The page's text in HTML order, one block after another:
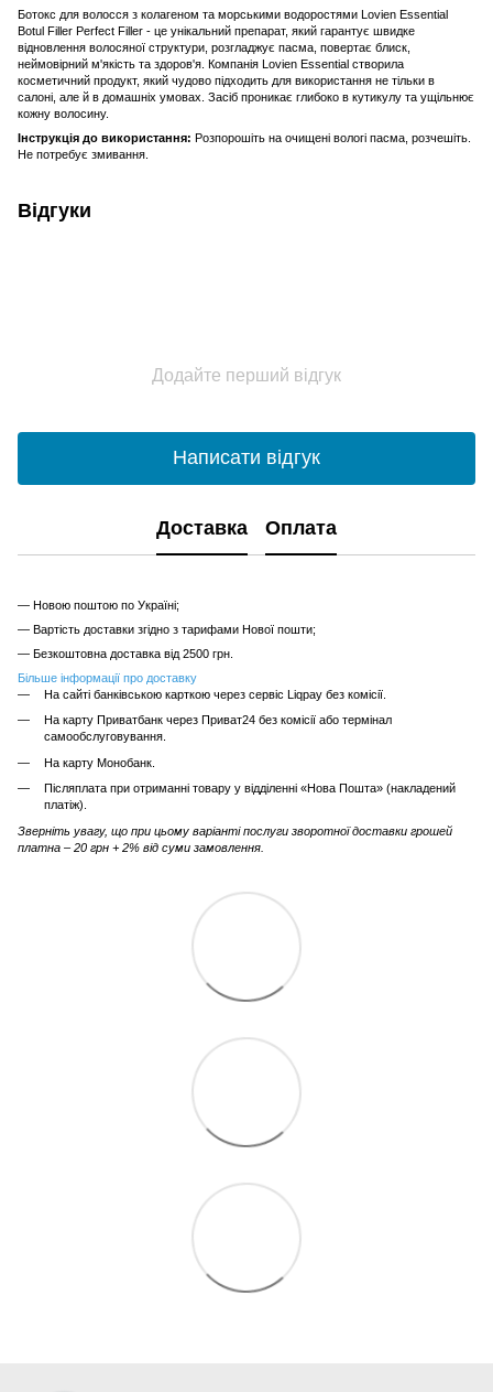
Ботокс для волосся з колагеном та морськими водоростями Lovien Essential
Botul Filler Perfect Filler - це унікальний препарат, який гарантує швидке
відновлення волосяної структури, розгладжує пасма, повертає блиск,
неймовірний м'якість та здоров'я. Компанія Lovien Essential створила
косметичний продукт, який чудово підходить для використання не тільки в
салоні, але й в домашніх умовах. Засіб проникає глибоко в кутикулу та ущільнює
кожну волосину.
Інструкція до використання: Розпорошіть на очищені вологі пасма, розчешіть.
Не потребує змивання.
Відгуки
Додайте перший відгук
Написати відгук
Доставка Оплата
— Новою поштою по Україні;
— Вартість доставки згідно з тарифами Нової пошти;
— Безкоштовна доставка від 2500 грн.
Більше інформації про доставку
На сайті банківською карткою через сервіс Liqpay без комісії.
На карту Приватбанк через Приват24 без комісії або термінал
самообслуговування.
На карту Монобанк.
Післяплата при отриманні товару у відділенні «Нова Пошта» (накладений
платіж).
Зверніть увагу, що при цьому варіанті послуги зворотної доставки грошей
платна – 20 грн + 2% від суми замовлення.